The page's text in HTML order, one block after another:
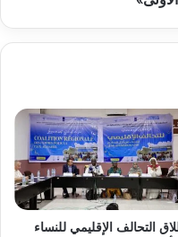
التحالف الإقليمي للنساء